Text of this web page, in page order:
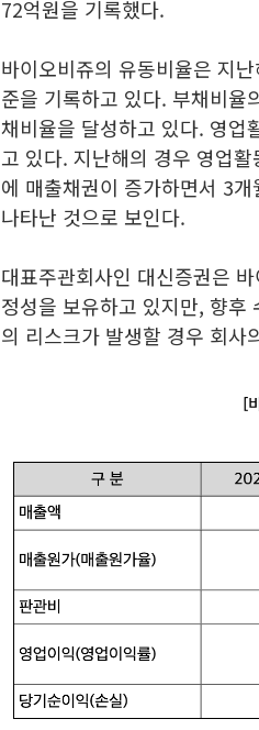
72억원을 기록했다.
바이오비쥬의 유동비율은 지
준을 기록하고 있다. 부채비
채비율을 달성하고 있다. 영업
고 있다. 지난해의 경우 영업
에 매출채권이 증가하면서 3
나타난 것으로 보인다.
대표주관회사인 대신증권은
정성을 보유하고 있지만, 향후
의 리스크가 발생할 경우 회사